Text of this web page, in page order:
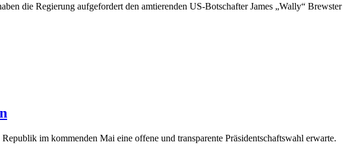
die Regierung aufgefordert den amtierenden US-Botschafter James „Wally“ Brewster
im kommenden Mai eine offene und transparente Präsidentschaftswahl erwarte.